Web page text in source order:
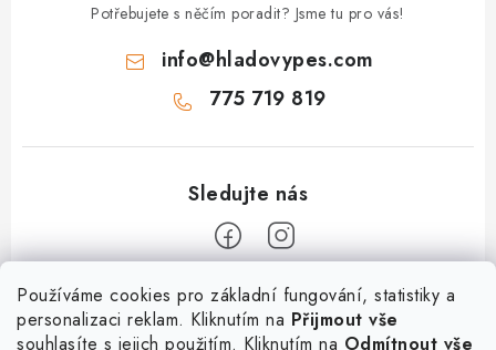
Používáme cookies pro základní fungování, statistiky a
personalizaci reklam. Kliknutím na Přijmout vše
souhlasíte s jejich použitím. Kliknutím na Odmítnout vše
Potřebujete s něčím poradit? Jsme tu pro vás!
info@hladovypes.com
775 719 819